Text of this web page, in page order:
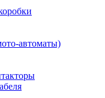
автоматы)